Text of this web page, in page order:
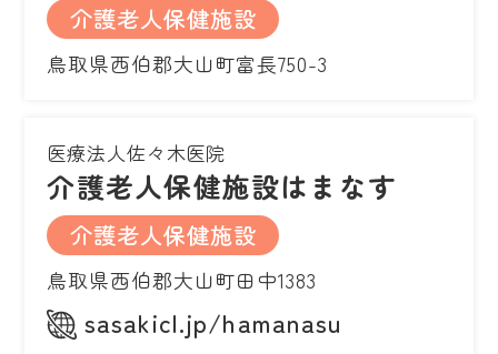
介護老人保健施設
鳥取県西伯郡大山町富長750-3
医療法人佐々木医院
介護老人保健施設はまなす
介護老人保健施設
鳥取県西伯郡大山町田中1383
sasakicl.jp/hamanasu